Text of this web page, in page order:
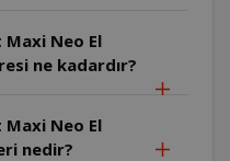
Neo El
ne kadardır?
Neo El
nedir?